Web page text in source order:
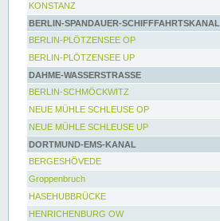
KONSTANZ
BERLIN-SPANDAUER-SCHIFFFAHRTSKANAL
BERLIN-PLÖTZENSEE OP
BERLIN-PLÖTZENSEE UP
DAHME-WASSERSTRASSE
BERLIN-SCHMÖCKWITZ
NEUE MÜHLE SCHLEUSE OP
NEUE MÜHLE SCHLEUSE UP
DORTMUND-EMS-KANAL
BERGESHÖVEDE
Groppenbruch
HASEHUBBRÜCKE
HENRICHENBURG OW